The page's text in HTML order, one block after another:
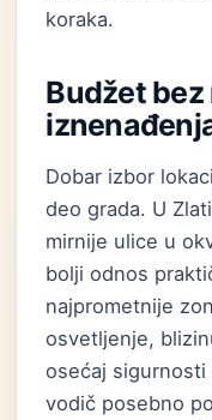
koraka.
Budžet
Dobar izbor
deo grada. U
mirnije ulice u
bolji odnos
najprometnije
osvetljenje,
osećaj sigurnosti
vodič posebno